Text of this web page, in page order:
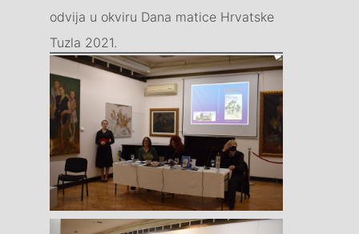
odvija u okviru Dana matice Hrvatske
Tuzla 2021.